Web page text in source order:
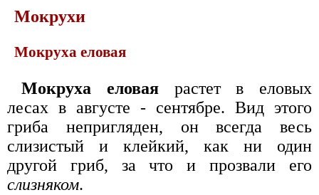
Мокрухи
Мокруха еловая
Мокруха еловаярастет в еловых
лесах в августе - сентябре. Вид этого
гриба непригляден, он всегда весь
слизистый и клейкий, как ни один
другой гриб, за что и прозвали его
слизняком.